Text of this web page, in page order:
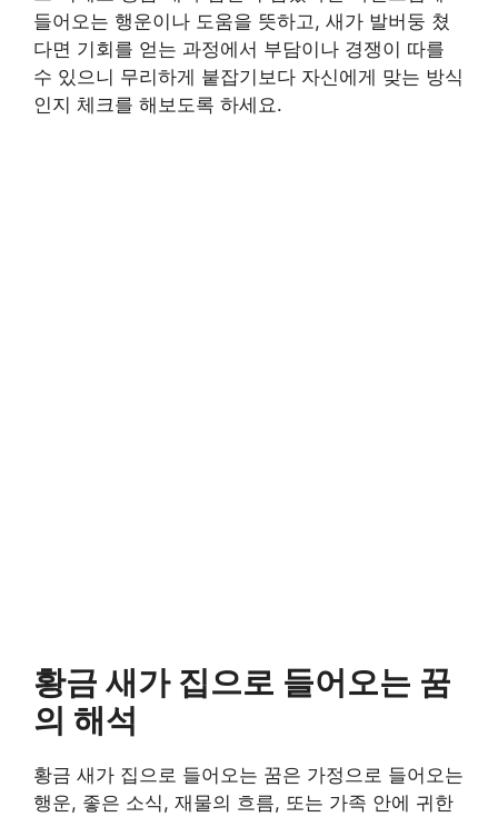
들어오는 행운이나 도움을 뜻하고, 새가 발버둥 쳤
다면 기회를 얻는 과정에서 부담이나 경쟁이 따를
수 있으니 무리하게 붙잡기보다 자신에게 맞는 방식
인지 체크를 해보도록 하세요.
황금 새가 집으로 들어오는 꿈
의 해석
황금 새가 집으로 들어오는 꿈은 가정으로 들어오는
행운, 좋은 소식, 재물의 흐름, 또는 가족 안에 귀한